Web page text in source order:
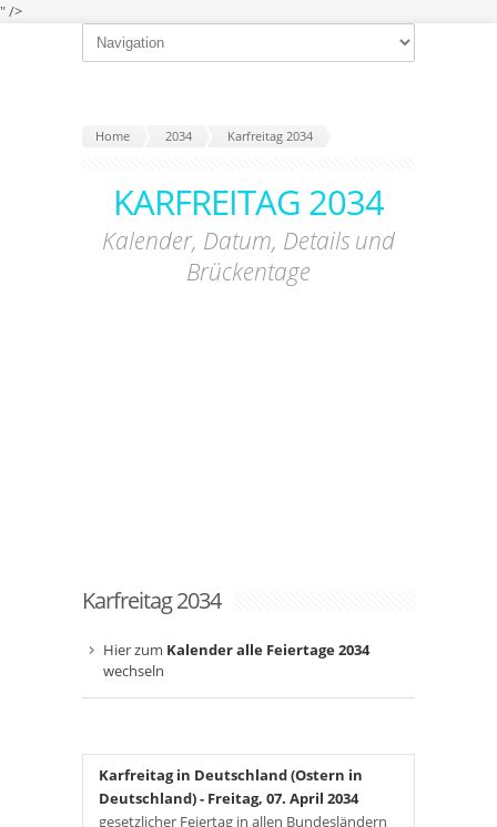
" />
Home 2034 Karfreitag 2034
KARFREITAG 2034
Kalender, Datum, Details und
Brückentage
Karfreitag 2034
Hier zum Kalender alle Feiertage 2034
wechseln
Karfreitag in Deutschland (Ostern in
Deutschland)- Freitag, 07. April 2034
gesetzlicher Feiertag in allen Bundesländern